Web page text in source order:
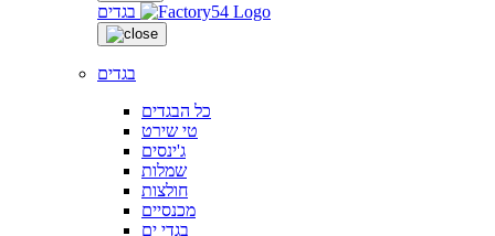
בגדים
בגדים
כל הבגדים
טי שירט
ג'ינסים
שמלות
חולצות
מכנסיים
בגדי ים